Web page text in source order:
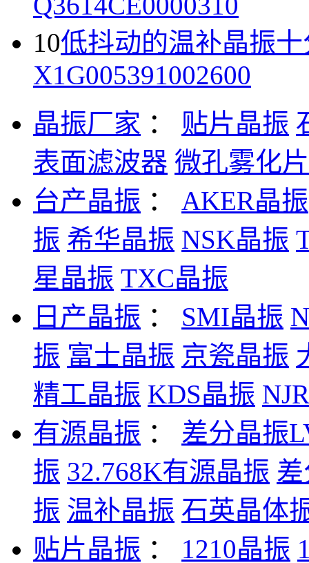
10低抖动的温补晶振
X1G005391002600
晶振厂家 ： 贴片晶振
表面滤波器 微孔雾化片
台产晶振 ：
AKER晶振
振 希华晶振 NSK晶振
星晶振 TXC晶振
日产晶振 ： SMI晶振
振 富士晶振 京瓷晶振
精工晶振 KDS晶振
有源晶振 ：
差分晶振
振 32.768K有源晶振
振 温补晶振 石英晶体
贴片晶振 ： 1210晶振